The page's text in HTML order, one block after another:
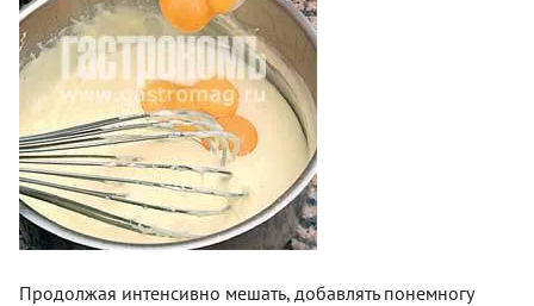
Продолжая интенсивно мешать, добавлять понемногу